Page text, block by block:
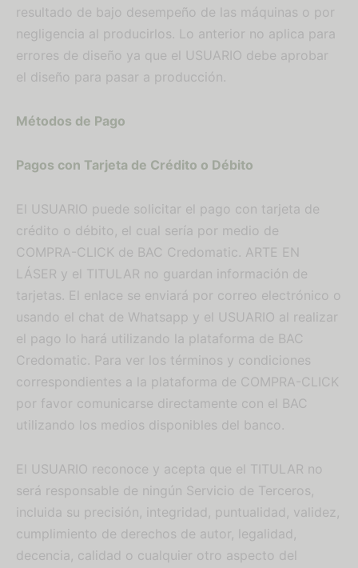
resultado de bajo desempeño de las máquinas o por
negligencia al producirlos. Lo anterior no aplica para
errores de diseño ya que el USUARIO debe aprobar
el diseño para pasar a producción.
Métodos de Pago
Pagos con Tarjeta de Crédito o Débito
El USUARIO puede solicitar el pago con tarjeta de
crédito o débito, el cual sería por medio de
COMPRA-CLICK de BAC Credomatic. ARTE EN
LÁSER y el TITULAR no guardan información de
tarjetas. El enlace se enviará por correo electrónico o
usando el chat de Whatsapp y el USUARIO al realizar
el pago lo hará utilizando la plataforma de BAC
Credomatic. Para ver los términos y condiciones
correspondientes a la plataforma de COMPRA-CLICK
por favor comunicarse directamente con el BAC
utilizando los medios disponibles del banco.
El USUARIO reconoce y acepta que el TITULAR no
será responsable de ningún Servicio de Terceros,
incluida su precisión, integridad, puntualidad, validez,
cumplimiento de derechos de autor, legalidad,
decencia, calidad o cualquier otro aspecto del